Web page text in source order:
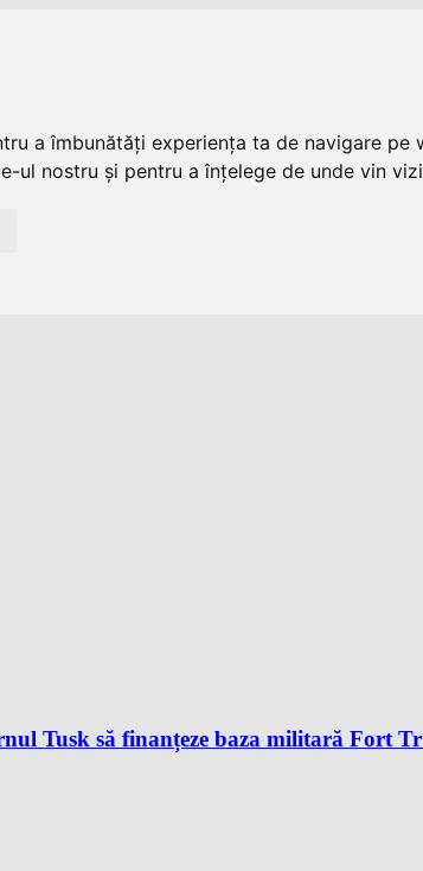
a îmbunătăți experiența ta de navigare
ul nostru și pentru a înțelege de unde vin
Tusk să finanțeze baza militară Fort